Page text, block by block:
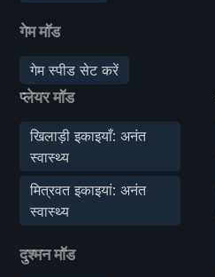
गेम मॉड
गेम स्पीड सेट करें
प्लेयर मॉड
खिलाड़ी इकाइयाँ: अनंत
स्वास्थ्य
मित्रवत इकाइयां: अनंत
स्वास्थ्य
दुश्मन मॉड